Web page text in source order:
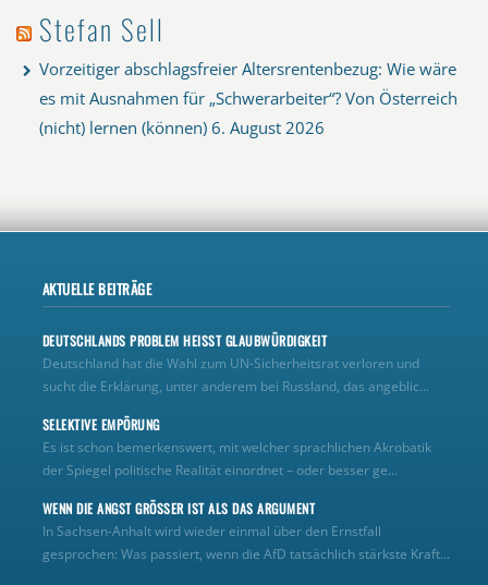
Stefan Sell
Vorzeitiger abschlagsfreier Altersrentenbezug: Wie wäre
es mit Ausnahmen für „Schwerarbeiter“? Von Österreich
(nicht) lernen (können) 6. August 2026
AKTUELLE BEITRÄGE
DEUTSCHLANDS PROBLEM HEISST GLAUBWÜRDIGKEIT
Deutschland hat die Wahl zum UN‑Sicherheitsrat verloren und
sucht die Erklärung, unter anderem bei Russland, das angeblic...
SELEKTIVE EMPÖRUNG
Es ist schon bemerkenswert, mit welcher sprachlichen Akrobatik
der Spiegel politische Realität einordnet – oder besser ge...
WENN DIE ANGST GRÖSSER IST ALS DAS ARGUMENT
In Sachsen-Anhalt wird wieder einmal über den Ernstfall
gesprochen: Was passiert, wenn die AfD tatsächlich stärkste Kraft...